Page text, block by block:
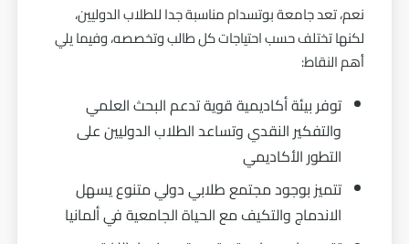
نعم، تعد جامعة بوتسدام مناسبة جدا للطلاب الدوليين،
لكنها تختلف حسب احتياجات كل طالب وتخصصه، وفيما يلي
أهم النقاط:
توفر بيئة أكاديمية قوية تدعم البحث العلمي
والتفكير النقدي وتساعد الطلاب الدوليين على
التطور الأكاديمي
تتميز بوجود مجتمع طلابي دولي متنوع يسهل
الاندماج والتكيف مع الحياة الجامعية في ألمانيا